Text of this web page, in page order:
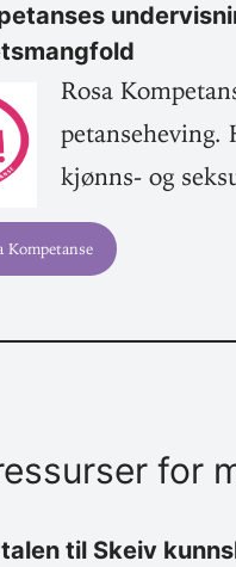
Rosa
pe­tanse­heving.
kjønns- og
Kompetanse
for
til Skeiv